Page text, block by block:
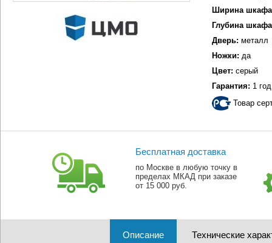
Ширина
Глубина
Дверь: металл
Ножки: да
Цвет: серый
Гарантия: 1 год
Товар
Бесплатная доставка
по Москве в любую точку в
пределах МКАД при заказе
от 15 000 руб.
Описание Технические